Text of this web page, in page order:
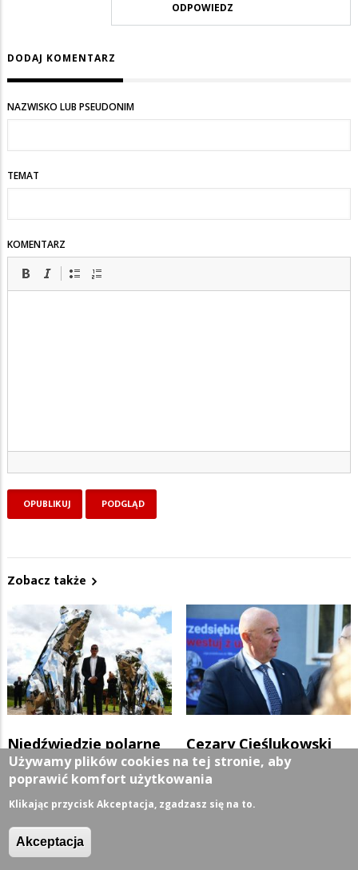
na
trosce
ODPOWIEDZ
DODAJ KOMENTARZ
NAZWISKO LUB PSEUDONIM
TEMAT
KOMENTARZ
Zobacz także
Niedźwiedzie polarne
prezentem dla Suwałk
Cezary Cieślukowski
zakończył kadencję na
stanowisku prezesa
Używamy plików cookies na tej stronie, aby
poprawić komfort użytkowania
Klikając przycisk Akceptacja, zgadzasz się na to.
Akceptacja